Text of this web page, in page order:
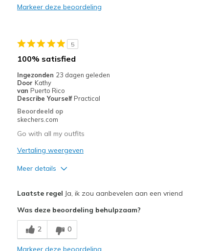
Beste toepassingen
Going Out
View On Shoes
I'm Really Into Shoes
Markeer deze beoordeling
5
100% satisfied
Ingezonden 23 dagen geleden
Door Kathy
van Puerto Rico
Describe Yourself Practical
Beoordeeld op
skechers.com
Go with all my outfits
Vertaling weergeven
Meer details
Comfortable
Durable
Laatste regel Ja, ik zou aanbevelen aan een vriend
Was deze beoordeling behulpzaam?
2 0
Markeer deze beoordeling